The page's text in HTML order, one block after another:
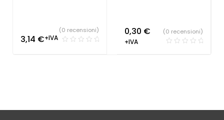
3,14 €+IVA
(0 recensioni) 0,30 €
+IVA
(0 recensioni)